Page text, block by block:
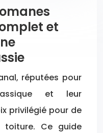
et
réputées pour
et leur
privilégié pour de
toiture. Ce guide